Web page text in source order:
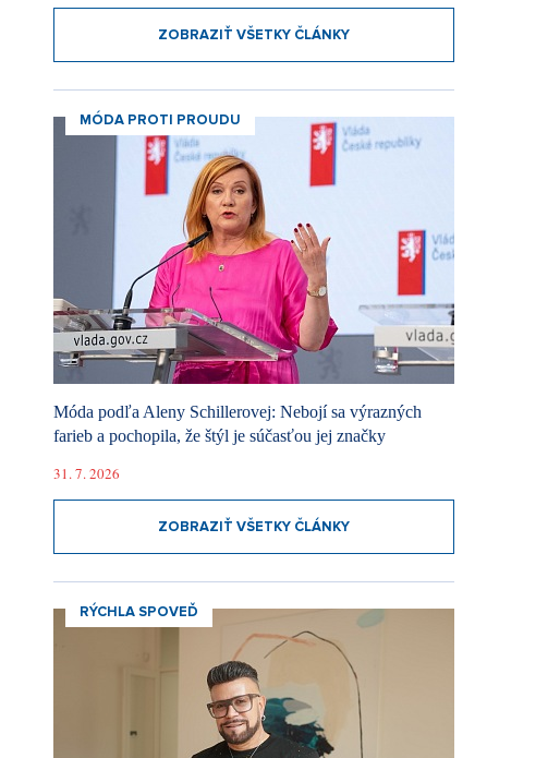
ZOBRAZIŤ VŠETKY ČLÁNKY
MÓDA PROTI PROUDU
Móda podľa Aleny Schillerovej: Nebojí sa výrazných
farieb a pochopila, že štýl je súčasťou jej značky
31. 7. 2026
ZOBRAZIŤ VŠETKY ČLÁNKY
RÝCHLA SPOVEĎ